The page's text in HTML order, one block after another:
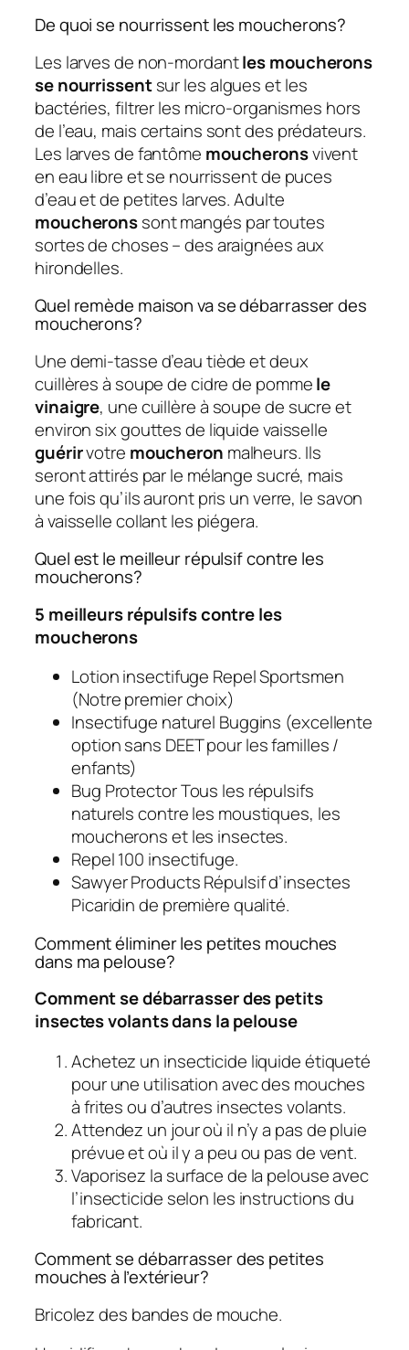
De quoi se nourrissent les moucherons?
Les larves de non-mordantles moucherons
se nourrissentsur les algues et les
bactéries, filtrer les micro-organismes hors
de l’eau, mais certains sont des prédateurs.
Les larves de fantôme moucheronsvivent
en eau libre et se nourrissent de puces
d’eau et de petites larves. Adulte
moucheronssont mangés par toutes
sortes de choses – des araignées aux
hirondelles.
Quel remède maison va se débarrasser des
moucherons?
Une demi-tasse d’eau tiède et deux
cuillères à soupe de cidre de pommele
vinaigre, une cuillère à soupe de sucre et
environ six gouttes de liquide vaisselle
guérirvotre moucheron malheurs. Ils
seront attirés par le mélange sucré, mais
une fois qu’ils auront pris un verre, le savon
à vaisselle collant les piégera.
Quel est le meilleur répulsif contre les
moucherons?
5 meilleurs répulsifs contre les
moucherons
Lotion insectifuge Repel Sportsmen
(Notre premier choix)
Insectifuge naturel Buggins (excellente
option sans DEET pour les familles /
enfants)
Bug Protector Tous les répulsifs
naturels contre les moustiques, les
moucherons et les insectes.
Repel 100 insectifuge.
Sawyer Products Répulsif d’insectes
Picaridin de première qualité.
Comment éliminer les petites mouches
dans ma pelouse?
Comment se débarrasser des petits
insectes volants dans la pelouse
Achetez un insecticide liquide étiqueté
pour une utilisation avec des mouches
à frites ou d’autres insectes volants.
Attendez un jour où il n’y a pas de pluie
prévue et où il y a peu ou pas de vent.
Vaporisez la surface de la pelouse avec
l’insecticide selon les instructions du
fabricant.
Comment se débarrasser des petites
mouches à l’extérieur?
Bricolez des bandes de mouche.